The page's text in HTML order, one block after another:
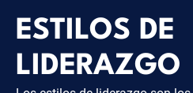
ESTILOS DE
LIDERAZGO